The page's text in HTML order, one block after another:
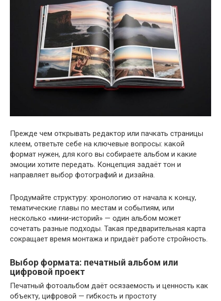
Прежде чем открывать редактор или пачкать страницы
клеем, ответьте себе на ключевые вопросы: какой
формат нужен, для кого вы собираете альбом и какие
эмоции хотите передать. Концепция задаёт тон и
направляет выбор фотографий и дизайна.
Продумайте структуру: хронологию от начала к концу,
тематические главы по местам и событиям, или
несколько «мини-историй» — один альбом может
сочетать разные подходы. Такая предварительная карта
сокращает время монтажа и придаёт работe стройность.
Выбор формата: печатный альбом или
цифровой проект
Печатный фотоальбом даёт осязаемость и ценность как
объекту, цифровой — гибкость и простоту